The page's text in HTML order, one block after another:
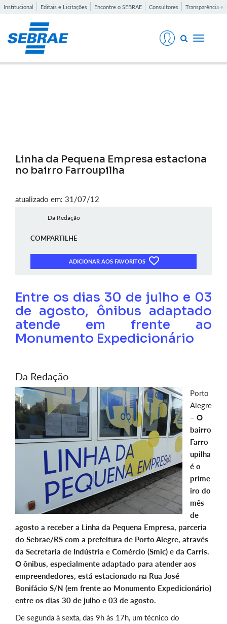
Institucional Editais e Licitações Encontre o SEBRAE Consultores Transparência e
Toggle
Linha da Pequena Empresa estaciona
no bairro Farroupilha
atualizado em: 31/07/12
Da Redação
COMPARTILHE
ADICIONAR AOS FAVORITOS
Entre os dias 30 de julho e 03
de agosto, ônibus adaptado
atende em frente ao
Monumento Expedicionário
Da Redação
Porto
Alegre
– O
bairro
Farro
upilha
é o
prime
iro do
mês
de
agosto a receber a Linha da Pequena Empresa, parceria
do Sebrae/RS com a prefeitura de Porto Alegre, através
da Secretaria de Indústria e Comércio (Smic) e da Carris.
O ônibus, especialmente adaptado para atender aos
empreendedores, está estacionado na Rua José
Bonifácio S/N (em frente ao Monumento Expedicionário)
entre os dias 30 de julho e 03 de agosto.
De segunda à sexta, das 9h às 17h, um técnico do